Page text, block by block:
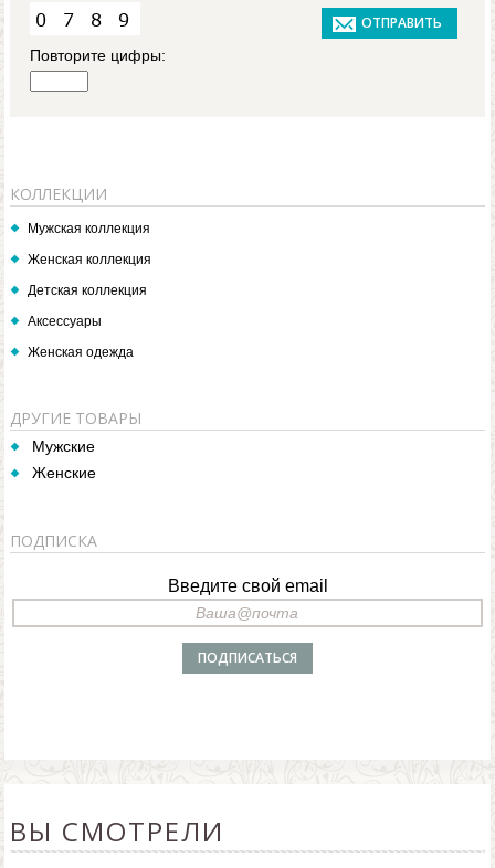
Повторите цифры:
КОЛЛЕКЦИИ
Мужская коллекция
Женская коллекция
Детская коллекция
Аксессуары
Женская одежда
ДРУГИЕ ТОВАРЫ
Мужские
Женские
ПОДПИСКА
Введите свой email
ВЫ СМОТРЕЛИ